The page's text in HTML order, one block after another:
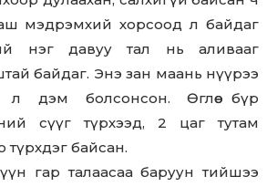
мэдрэмхий хорсоод л байдаг
нэг давуу тал нь аливааг
байдаг. Энэ зан маань нүүрээ
дэм болсонсон. Өглөө бүр
сүүг түрхээд, 2 цаг тутам
түрхдэг байсан.
гар талаасаа баруун тийшээ